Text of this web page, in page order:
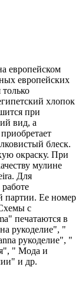
европейском
европейских
только
хлопок
при
вид, а
блеск.
окраску. При
мулине
Для
партии. Ее номер
с
печатаются в
рукоделие", "
рукоделие", "
" Мода и
и др.